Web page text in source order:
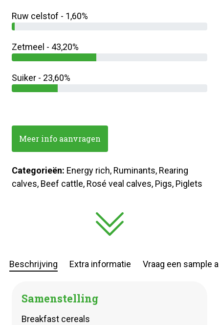
Ruw celstof - 1,60%
Zetmeel - 43,20%
Suiker - 23,60%
Meer info aanvragen
Categorieën: Energy rich, Ruminants, Rearing
calves, Beef cattle, Rosé veal calves, Pigs, Piglets
Beschrijving Extra informatie Vraag een sample
Samenstelling
Breakfast cereals